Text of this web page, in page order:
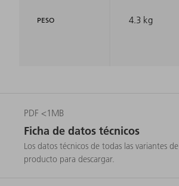
PESO 4.3 kg
PDF <1MB
Ficha de datos técnicos
Los datos técnicos de todas las variantes de
producto para descargar.